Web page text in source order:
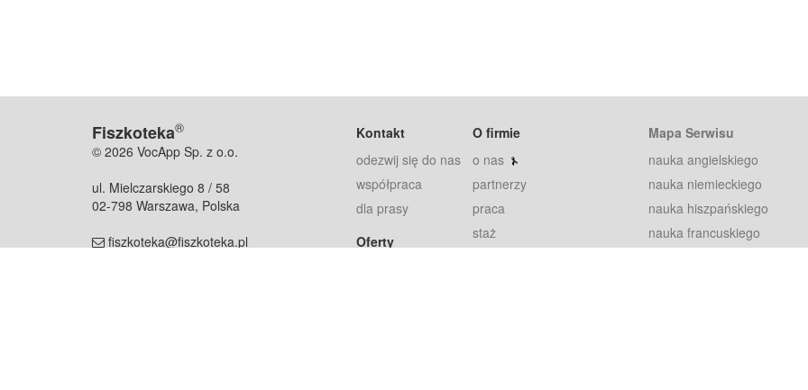
Fiszkoteka®
© 2026 VocApp Sp. z o.o.
ul. Mielczarskiego 8 / 58
02-798 Warszawa, Polska
fiszkoteka@fiszkoteka.pl
Kontakt
odezwij się do nas
współpraca
dla prasy
Oferty
O firmie
o nas
partnerzy
praca
staż
Mapa Serwisu
nauka angielskiego
nauka niemieckiego
nauka hiszpańskiego
nauka francuskiego